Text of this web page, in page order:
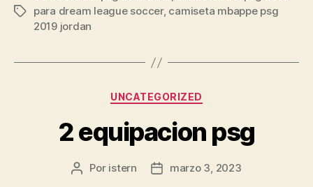
Etiquetas
para dream league soccer, camiseta mbappe psg
2019 jordan
Categorías
UNCATEGORIZED
2 equipacion psg
Autor
Por istern
Fechamarzo 3, 2023